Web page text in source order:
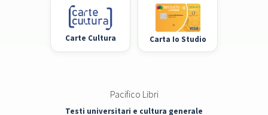
Carte Cultura Carta Io Studio
Pacifico Libri
Testi universitari e cultura generale